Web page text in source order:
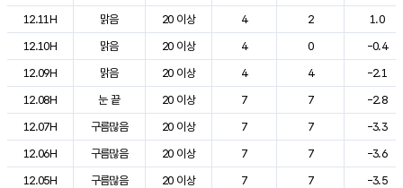
12.11H
맑음 20 이상 4 2
1.0
12.10H
맑음 20 이상 4 0
-0.4
12.09H
맑음 20 이상 4 4
-2.1
12.08H
눈 끝 20 이상 7 7
-2.8
12.07H
구름많음 20 이상 7 7
-3.3
12.06H
구름많음 20 이상 7 7
-3.6
12.05H
구름많음 20 이상 7 7
-3.5